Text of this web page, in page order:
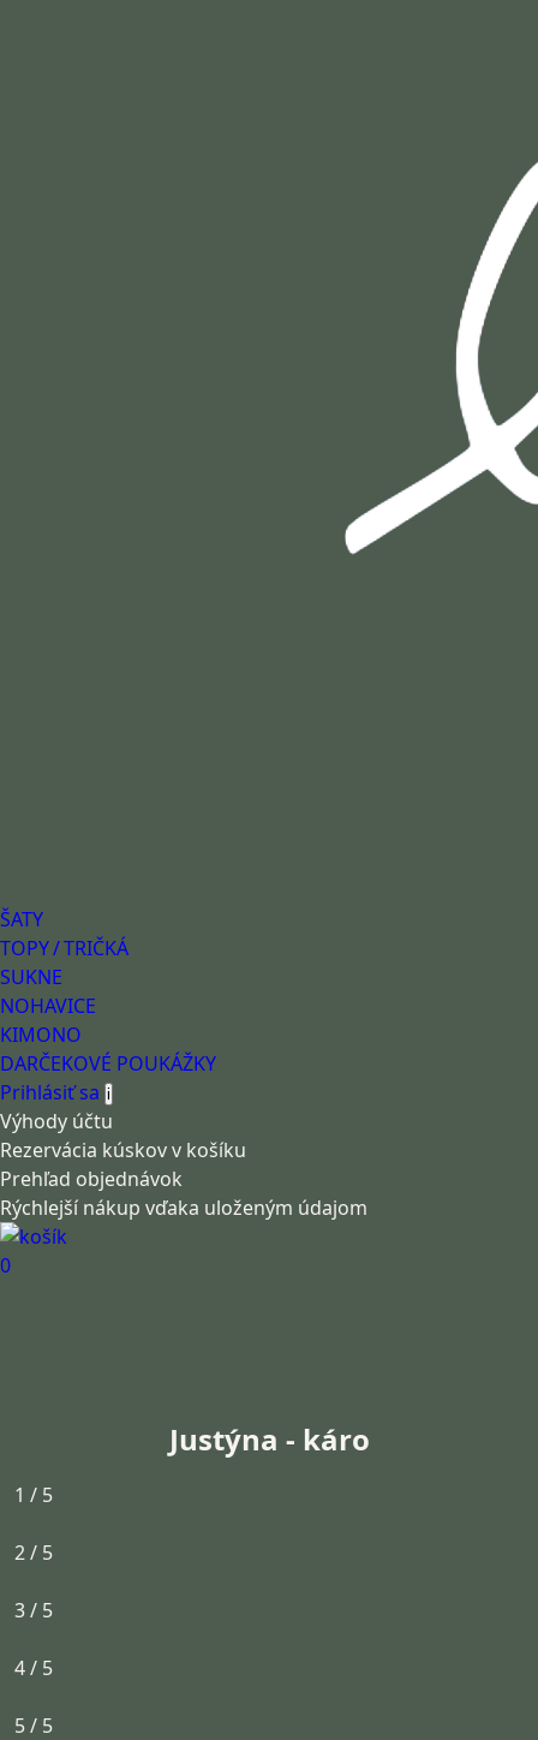
ŠATY
TOPY / TRIČKÁ
SUKNE
NOHAVICE
KIMONO
DARČEKOVÉ POUKÁŽKY
Prihlásiť sa i
Výhody účtu
Rezervácia kúskov v košíku
Prehľad objednávok
Rýchlejší nákup vďaka uloženým údajom
0
Justýna - káro
1 / 5
2 / 5
3 / 5
4 / 5
5 / 5